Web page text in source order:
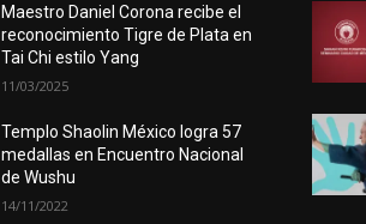
Maestro Daniel Corona recibe el
reconocimiento Tigre de Plata en
Tai Chi estilo Yang
11/03/2025
Templo Shaolin México logra 57
medallas en Encuentro Nacional
de Wushu
14/11/2022